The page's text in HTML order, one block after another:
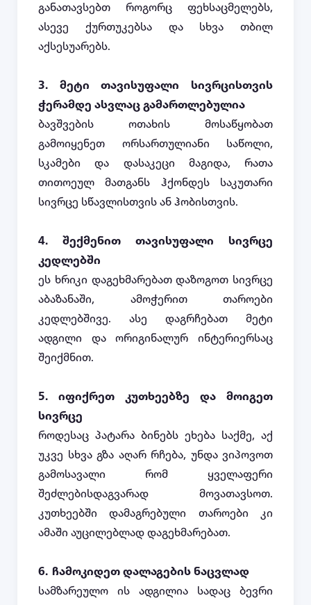
განათავსებთ როგორც ფეხსაცმელებს,
ასევე ქურთუკებსა და სხვა თბილ
აქსესუარებს.
3. მეტი თავისუფალი სივრცისთვის
ჭერამდე ასვლაც გამართლებულია
ბავშვების ოთახის მოსაწყობათ
გამოიყენეთ ორსართულიანი საწოლი,
სკამები და დასაკეცი მაგიდა, რათა
თითოეულ მათგანს ჰქონდეს საკუთარი
სივრცე სწავლისთვის ან ჰობისთვის.
4. შექმენით თავისუფალი სივრცე
კედლებში
ეს ხრიკი დაგეხმარებათ დაზოგოთ სივრცე
აბაზანაში, ამოჭერით თაროები
კედლებშივე. ასე დაგრჩებათ მეტი
ადგილი და ორიგინალურ ინტერიერსაც
შეიქმნით.
5. იფიქრეთ კუთხეებზე და მოიგეთ
სივრცე
როდესაც პატარა ბინებს ეხება საქმე, აქ
უკვე სხვა გზა აღარ რჩება, უნდა ვიპოვოთ
გამოსავალი რომ ყველაფერი
შეძლებისდაგვარად მოვათავსოთ.
კუთხეებში დამაგრებული თაროები კი
ამაში აუცილებლად დაგეხმარებათ.
6. ჩამოკიდეთ დალაგების ნაცვლად
სამზარეულო ის ადგილია სადაც ბევრი